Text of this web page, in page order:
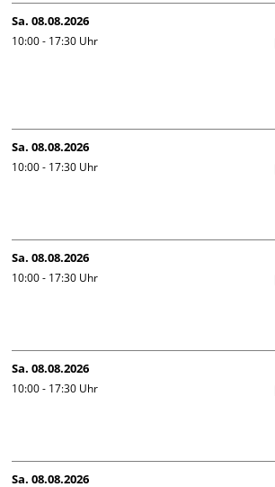
Sa. 08.08.2026
10:00 - 17:30 Uhr
Sa. 08.08.2026
10:00 - 17:30 Uhr
Sa. 08.08.2026
10:00 - 17:30 Uhr
Sa. 08.08.2026
10:00 - 17:30 Uhr
Sa. 08.08.2026